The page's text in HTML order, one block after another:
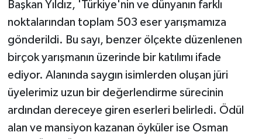
Başkan Yıldız, 'Türkiye'nin ve dünyanın farklı
noktalarından toplam 503 eser yarışmamıza
gönderildi. Bu sayı, benzer ölçekte düzenlenen
birçok yarışmanın üzerinde bir katılımı ifade
ediyor. Alanında saygın isimlerden oluşan jüri
üyelerimiz uzun bir değerlendirme sürecinin
ardından dereceye giren eserleri belirledi. Ödül
alan ve mansiyon kazanan öyküler ise Osman